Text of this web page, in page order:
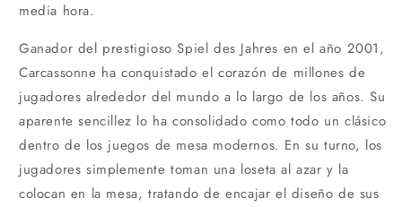
media hora.
Ganador del prestigioso Spiel des Jahres en el año 2001,
Carcassonne ha conquistado el corazón de millones de
jugadores alrededor del mundo a lo largo de los años. Su
aparente sencillez lo ha consolidado como todo un clásico
dentro de los juegos de mesa modernos. En su turno, los
jugadores simplemente toman una loseta al azar y la
colocan en la mesa, tratando de encajar el diseño de sus